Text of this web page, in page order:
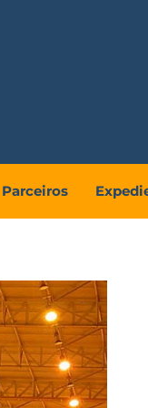
Parceiros